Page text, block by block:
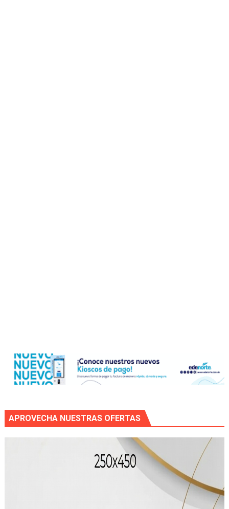
APROVECHA NUESTRAS OFERTAS